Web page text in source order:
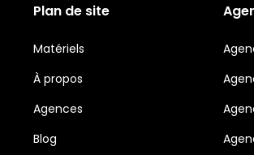
Plan de site
Matériels
À propos
Agences
Blog